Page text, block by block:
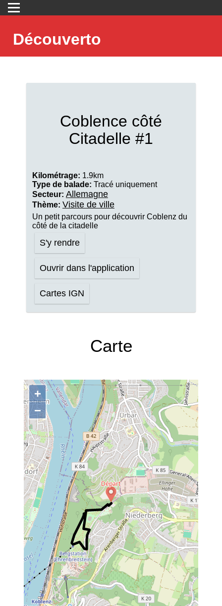
Découverto
Coblence côté
Citadelle #1
Kilométrage: 1.9km
Type de balade: Tracé uniquement
Secteur: Allemagne
Thème: Visite de ville
Un petit parcours pour découvrir Coblenz du
côté de la citadelle
S'y rendre
Ouvrir dans l'application
Cartes IGN
Carte
+
−